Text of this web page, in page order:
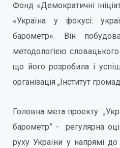
Фонд «Демократичні
«Україна у фокусі:
барометр». Він
методологією
що його розробила і
організація „Інститут
Головна мета проекту
барометр” - регулярна
руху України у напрямі до